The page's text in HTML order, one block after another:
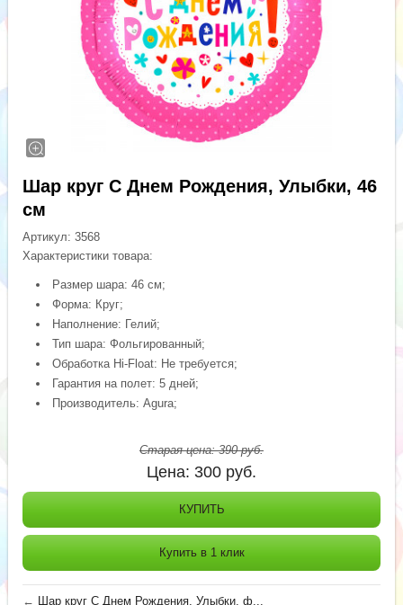
Шар круг С Днем Рождения, Улыбки, 46
см
Артикул:3568
Характеристики товара:
Размер шара: 46 см;
Форма: Круг;
Наполнение: Гелий;
Тип шара: Фольгированный;
Обработка Hi-Float: Не требуется;
Гарантия на полет: 5 дней;
Производитель: Agura;
Старая цена:390руб.
Цена: 300 руб.
КУПИТЬ
Купить в 1 клик
← Шар круг С Днем Рождения, Улыбки, ф...